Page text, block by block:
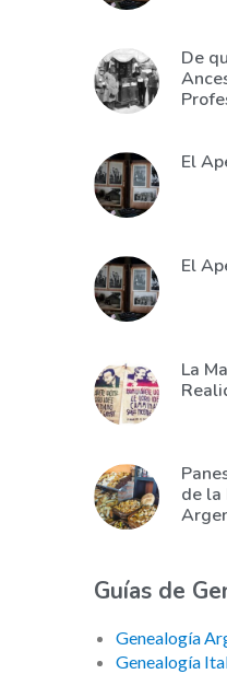
De
El
El
La
de la
Guías de
Genealogía
Genealogía